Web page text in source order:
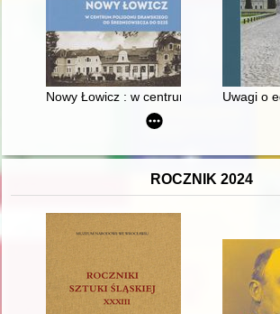
Nowy Łowicz : w centrum poligonuUwagi o
ROCZNIK 2024